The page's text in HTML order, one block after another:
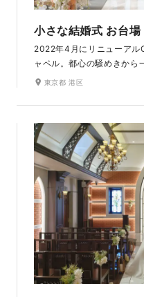
小さな結婚式 お台場
2022年4月にリニューアル
ャペル。都心の騒めきから
光と海の水面が織りなす空
特別な彩りを添えてくれる
とともにロマンチックなナ
東京都 港区